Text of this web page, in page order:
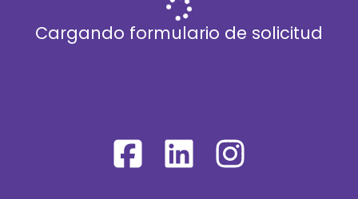
Cargando formulario de solicitud